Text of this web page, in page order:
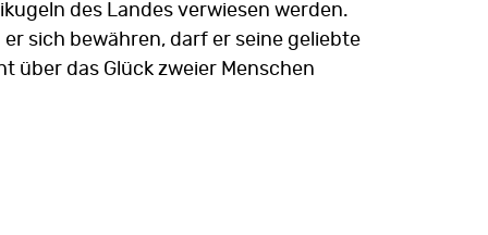
des Landes verwiesen werden.
sich bewähren, darf er seine geliebte
über das Glück zweier Menschen